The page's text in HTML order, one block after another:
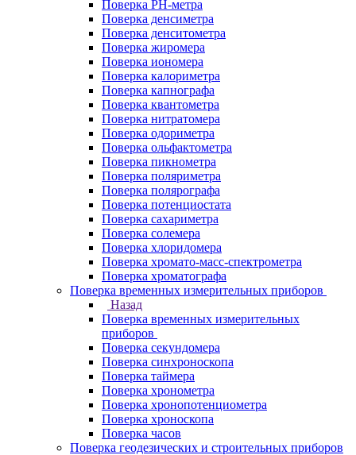
Поверка PH-метра
Поверка денсиметра
Поверка денситометра
Поверка жиромера
Поверка иономера
Поверка калориметра
Поверка капнографа
Поверка квантометра
Поверка нитратомера
Поверка одориметра
Поверка ольфактометра
Поверка пикнометра
Поверка поляриметра
Поверка полярографа
Поверка потенциостата
Поверка сахариметра
Поверка солемера
Поверка хлоридомера
Поверка хромато-масс-спектрометра
Поверка хроматографа
Поверка временных измерительных приборов
Назад
Поверка временных измерительных
приборов
Поверка секундомера
Поверка синхроноскопа
Поверка таймера
Поверка хронометра
Поверка хронопотенциометра
Поверка хроноскопа
Поверка часов
Поверка геодезических и строительных приборов